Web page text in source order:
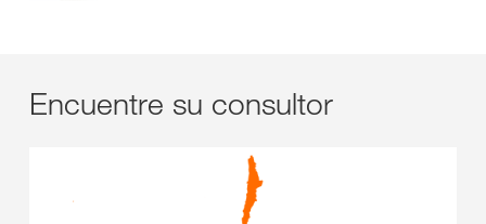
Encuentre su consultor